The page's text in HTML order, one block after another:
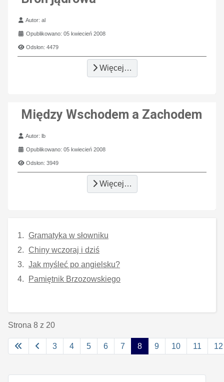
Szczegóły
Autor:al
Opublikowano: 05 kwiecień 2008
Odsłon: 4479
Więcej…
Między Wschodem a Zachodem
Szczegóły
Autor:lb
Opublikowano: 05 kwiecień 2008
Odsłon: 3949
Więcej…
Gramatyka w słowniku
Chiny wczoraj i dziś
Jak myśleć po angielsku?
Pamiętnik Brzozowskiego
Strona 8 z 20
3 4 5 6 7 8 9 10 11 12